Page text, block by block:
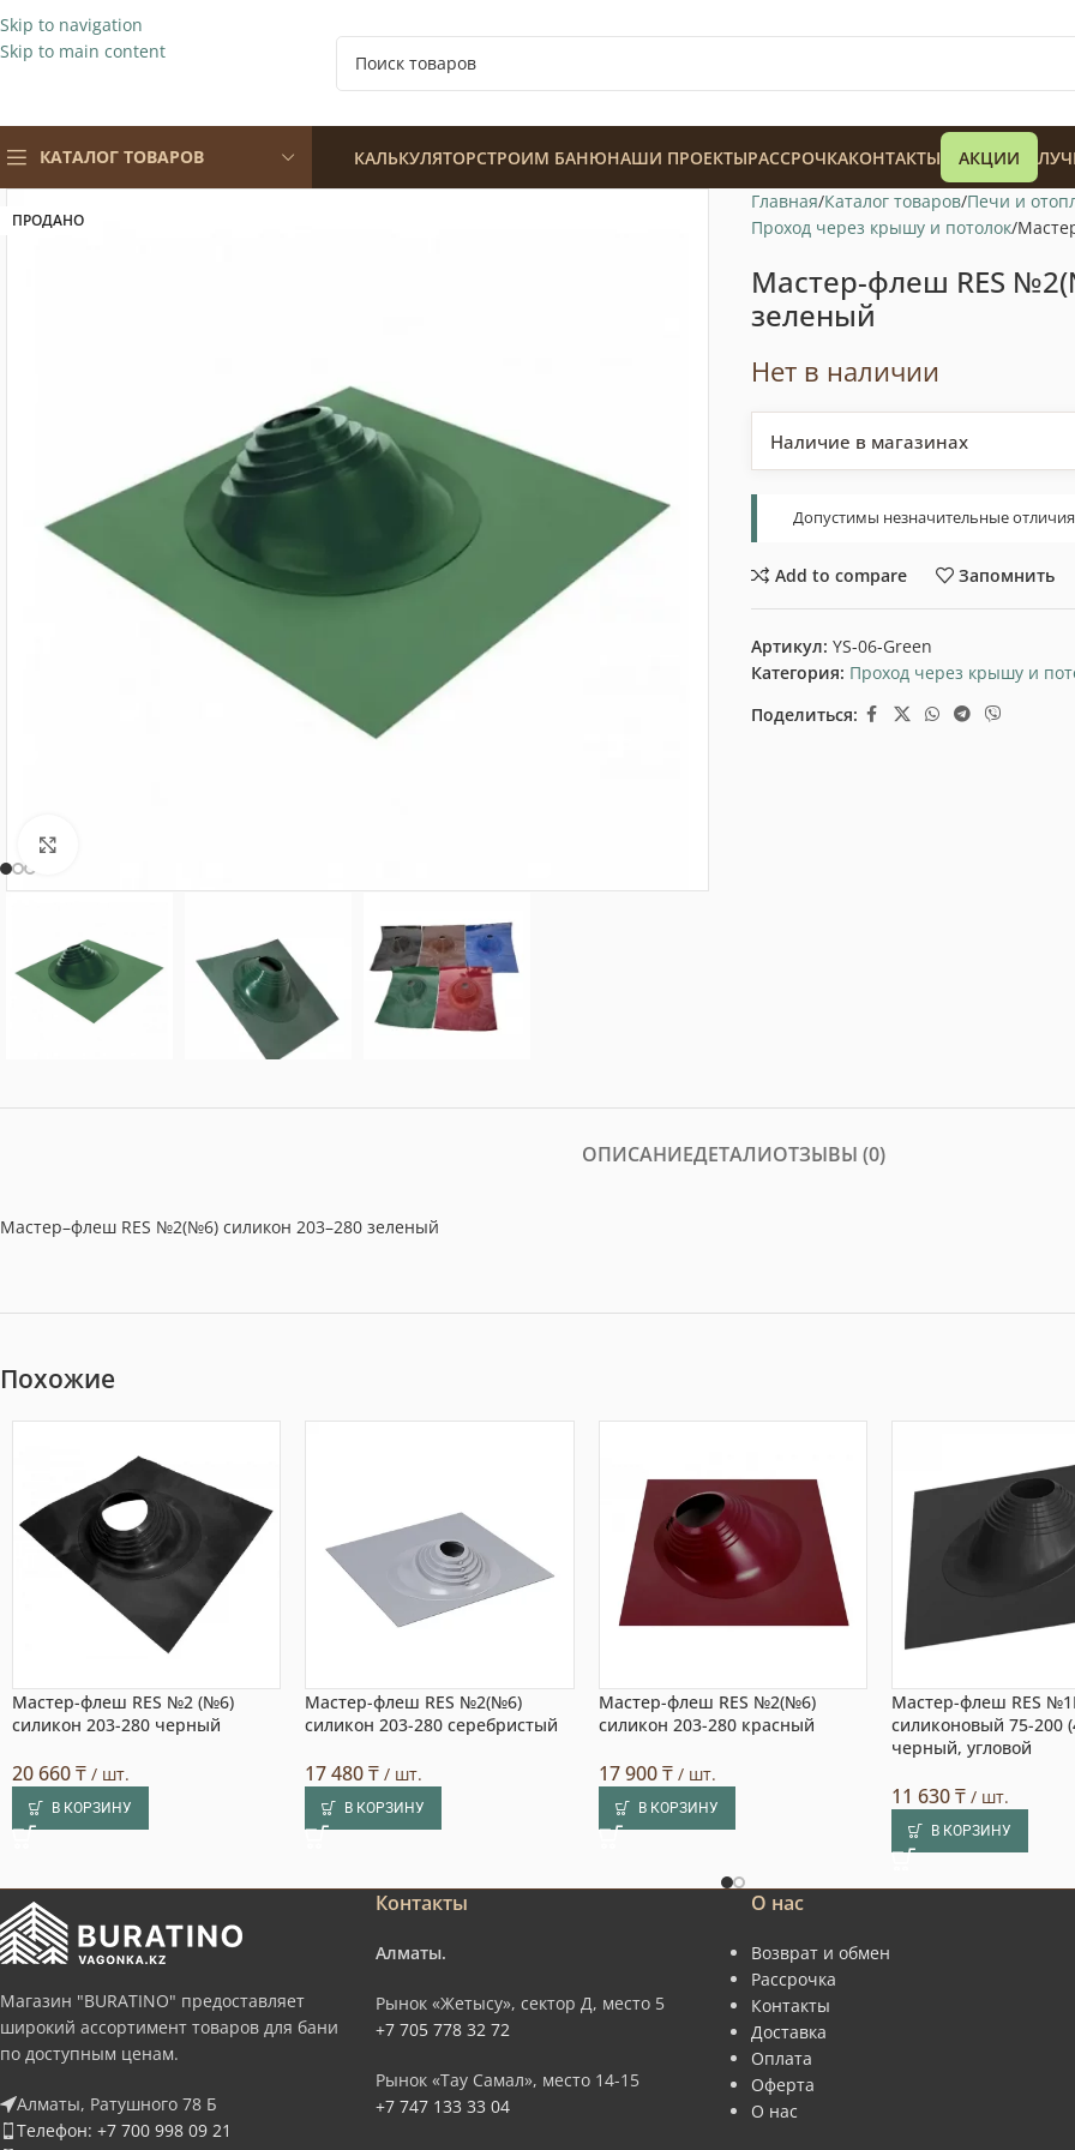
Skip to navigation
Skip to main content
КАТАЛОГ ТОВАРОВ
128 900₸
КАЛЬКУЛЯТОРСТРОИМ БАНЮНАШИ ПРОЕКТЫРАССРОЧКАКОНТАКТЫ АКЦИИ
ПРОДАНО
Главная Каталог товаров Печи и
Проход через крышу и потолок
Мастер-флеш RES
зеленый
Нет в наличии
Наличие в магазинах
Допустимы незначительные
Add to compare Запомнить
Артикул: YS-06-Green
Категория: Проход через крышу и
Поделиться:
ОПИСАНИЕДЕТАЛИОТЗЫВЫ (0)
Мастер–флеш RES №2(№6) силикон 203–280 зеленый
Похожие
Мастер-флеш RES №2 (№6)
силикон 203-280 черный
20 660₸ / шт.
В КОРЗИНУ
Мастер-флеш RES №2(№6)
силикон 203-280 серебристый
17 480₸ / шт.
В КОРЗИНУ
Мастер-флеш RES №2(№6)
силикон 203-280 красный
17 900₸/ шт.
В КОРЗИНУ
Мастер-флеш RES
силиконовый 75-200
черный, угловой
11 630₸ / шт.
В КОРЗИНУ
Магазин "BURATINO" предоставляет
широкий ассортимент товаров для бани
по доступным ценам.
Алматы, Ратушного 78 Б
Телефон: +7 700 998 09 21
Контакты
Алматы.
Рынок «Жетысу», сектор Д, место 5
+7 705 778 32 72
Рынок «Тау Самал», место 14-15
+7 747 133 33 04
О нас
Возврат и обмен
Рассрочка
Контакты
Доставка
Оплата
Оферта
О нас